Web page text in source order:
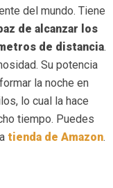
del mundo. Tiene
de alcanzar los
de distancia.
Su potencia
la noche en
lo cual la hace
tiempo. Puedes
tienda de Amazon.